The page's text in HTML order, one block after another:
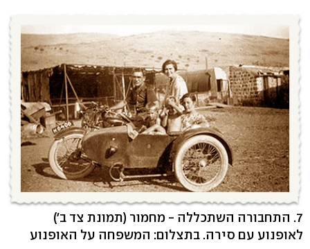
7. התחבורה השתכללה - מחמור (תמונת צד ב')
לאופנוע עם סירה. בתצלום: המשפחה על האופנוע